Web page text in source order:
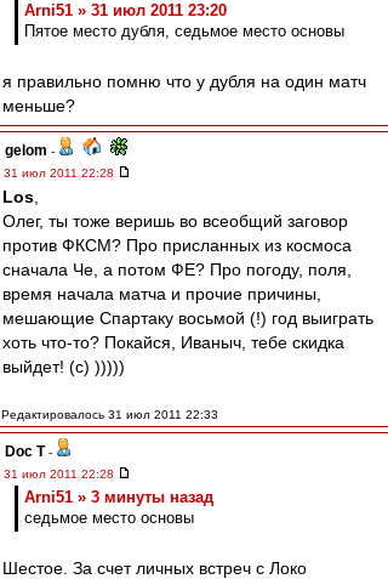
Arni51 » 31 июл 2011 23:20
Пятое место дубля, седьмое место основы
я правильно помню что у дубля на один матч
меньше?
gelom -
31 июл 2011 22:28
Los
Олег, ты тоже веришь во всеобщий заговор
против ФКСМ? Про присланных из космоса
сначала Че, а потом ФЕ? Про погоду, поля,
время начала матча и прочие причины,
мешающие Спартаку восьмой (!) год выиграть
хоть что-то? Покайся, Иваныч, тебе скидка
выйдет! (с) )))))
Редактировалось 31 июл 2011 22:33
Doc T -
31 июл 2011 22:28
Arni51 » 3 минуты назад
седьмое место основы
Шестое. За счет личных встреч с Локо